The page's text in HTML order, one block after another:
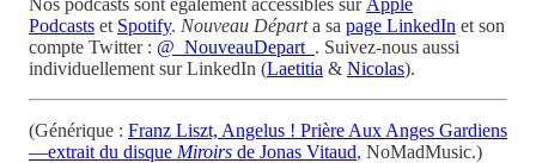
Podcasts et Spotify. Nouveau Départa sa page LinkedIn et son
compte Twitter : @_NouveauDepart_ . Suivez-nous aussi
individuellement sur LinkedIn (Laetitia & Nicolas).
(Générique : Franz Liszt, Angelus ! Prière Aux Anges Gardiens
—extrait du disque Miroirs de Jonas Vitaud, NoMadMusic.)